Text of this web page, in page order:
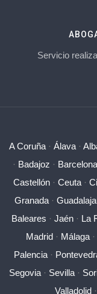
Servicio
A Coruña · Álava ·
· Badajoz · Barcelona
Castellón· Ceuta·
Granada ·
Baleares · Jaén · La
Madrid· Málaga·
Palencia ·
Segovia · Sevilla ·
Valladolid ·